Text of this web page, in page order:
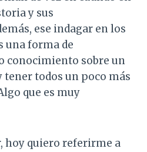
y sus
ese indagar en los
una forma de
conocimiento sobre un
todos un poco más
que es muy
hoy quiero referirme a